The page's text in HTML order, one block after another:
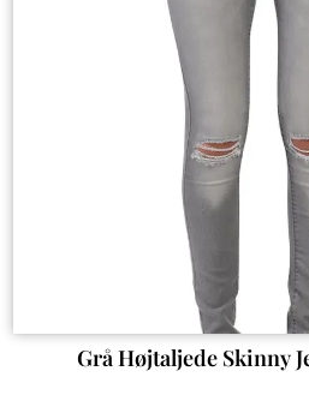
Grå Højtaljede Skinny